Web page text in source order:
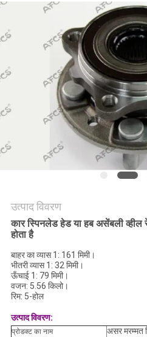
समाचार
उद्धरण
गोपनीयता
उत्पाद विवरण
कार स्पिनलेड हेड या हब असेंबली
होता है
बाहर का व्यास 1: 161 मिमी।
भीतरी व्यास 1: 32 मिमी।
ऊँचाई 1: 79 मिमी।
वजन: 5.56 किलो।
रिम: 5-होल
उत्पाद विवरण:
प्रोडक्ट का नाम असर मरम्मत